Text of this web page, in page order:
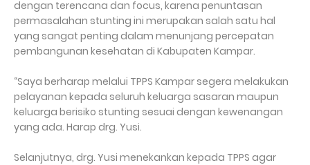
dengan terencana dan focus, karena penuntasan
permasalahan stunting ini merupakan salah satu hal
yang sangat penting dalam menunjang percepatan
pembangunan kesehatan di Kabupaten Kampar.
“Saya berharap melalui TPPS Kampar segera melakukan
pelayanan kepada seluruh keluarga sasaran maupun
keluarga berisiko stunting sesuai dengan kewenangan
yang ada. Harap drg. Yusi.
Selanjutnya, drg. Yusi menekankan kepada TPPS agar